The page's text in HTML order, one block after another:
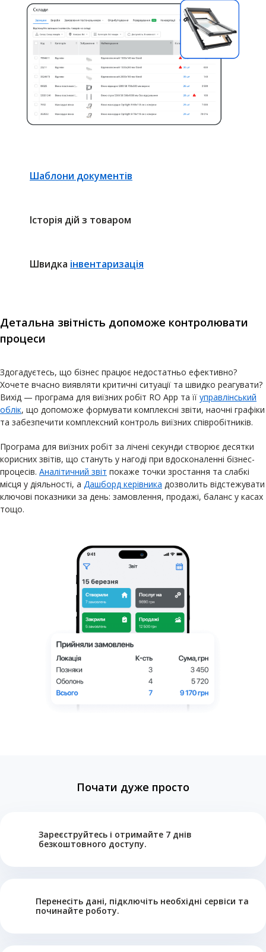
Шаблони документів
Історія дій з товаром
Швидка інвентаризація
Детальна звітність допоможе контролювати
процеси
Здогадуєтесь, що бізнес працює недостатньо ефективно?
Хочете вчасно виявляти критичні ситуації та швидко реагувати?
Вихід — програма для виїзних робіт RO App та її управлінський
облік, що допоможе формувати комплексні звіти, наочні графіки
та забезпечити комплексний контроль виїзних співробітників.
Програма для виїзних робіт за лічені секунди створює десятки
корисних звітів, що стануть у нагоді при вдосконаленні бізнес-
процесів. Аналітичний звіт покаже точки зростання та слабкі
місця у діяльності, а Дашборд керівника дозволить відстежувати
ключові показники за день: замовлення, продажі, баланс у касах
тощо.
Почати дуже просто
Зареєструйтесь і отримайте 7 днів
безкоштовного доступу.
Перенесіть дані, підключіть необхідні сервіси та
починайте роботу.